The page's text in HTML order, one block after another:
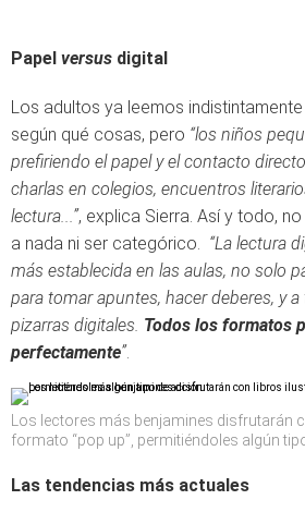
Papel versus digital
Los adultos ya leemos
según qué cosas, pero “los niños
prefiriendo el papel y el contacto
charlas en colegios, encuentros
lectura...”, explica Sierra. Así y todo,
a nada ni ser categórico. “La lectura
más establecida en las aulas, no solo
para tomar apuntes, hacer deberes, y
pizarras digitales. Todos los formatos
perfectamente”.
Los lectores más benjamines disfrutarán
formato “pop up”, permitiéndoles algún
Las tendencias más actuales